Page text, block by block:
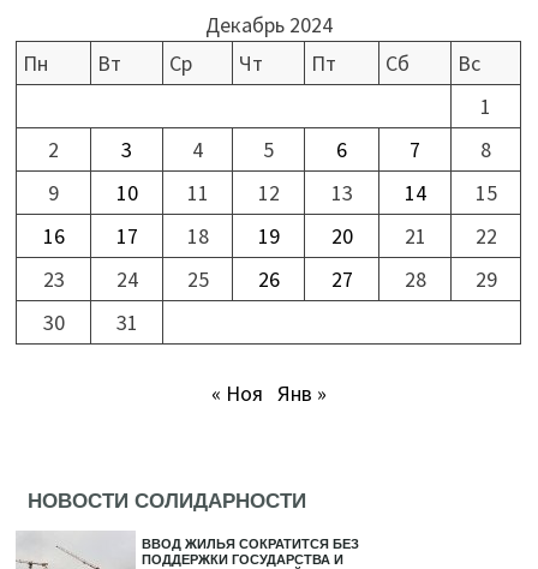
Декабрь 2024
Пн
Вт Ср Чт Пт Сб
Вс
1
2
3 4 5 6 7
8
9
10 11 12 13 14
15
16
17 18 19 20 21
22
23
24 25 26 27 28
29
30
31
« Ноя Янв »
НОВОСТИ СОЛИДАРНОСТИ
ВВОД ЖИЛЬЯ СОКРАТИТСЯ БЕЗ
ПОДДЕРЖКИ ГОСУДАРСТВА И